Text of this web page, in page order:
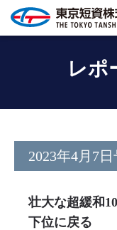
レポ
2023年4月7日
壮大な超緩和
下位に戻る